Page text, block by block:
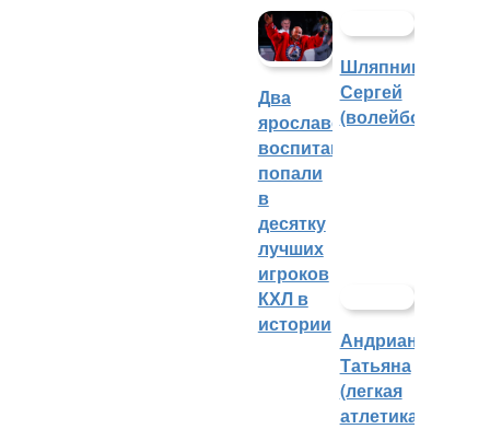
Два
ярославских
воспитанника
попали
в
десятку
лучших
игроков
КХЛ в
истории
Шляпников
Сергей
(волейбол)
Андрианова
Татьяна
(легкая
атлетика)